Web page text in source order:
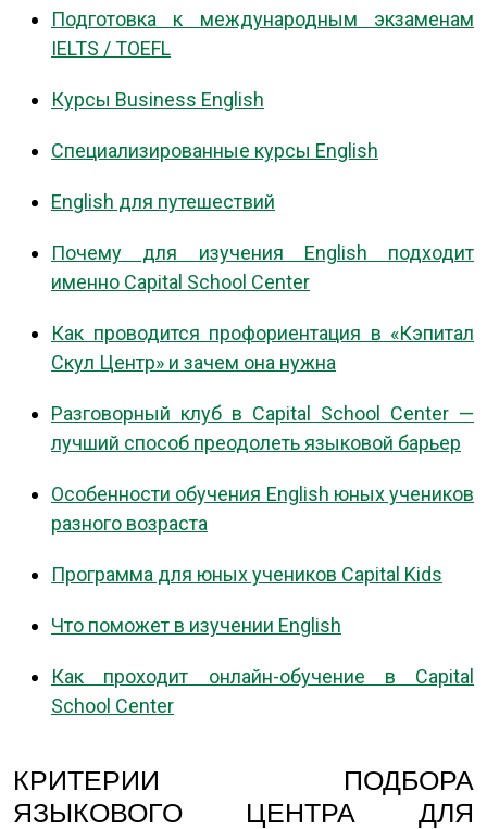
Подготовка к международным экзаменам
IELTS / TOEFL
Курсы Business English
Специализированные курсы English
English для путешествий
Почему для изучения English подходит
именно Capital School Center
Как проводится профориентация в «Кэпитал
Скул Центр» и зачем она нужна
Разговорный клуб в Capital School Center —
лучший способ преодолеть языковой барьер
Особенности обучения English юных учеников
разного возраста
Программа для юных учеников Capital Kids
Что поможет в изучении English
Как проходит онлайн-обучение в Capital
School Center
КРИТЕРИИ ПОДБОРА
ЯЗЫКОВОГО ЦЕНТРА ДЛЯ